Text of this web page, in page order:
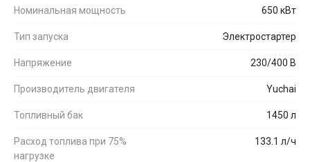
Номинальная мощность 650 кВт
Тип запуска Электростартер
Напряжение 230/400 В
Производитель двигателя Yuchai
Топливный бак 1450 л
Расход топлива при 75%
нагрузке
133.1 л/ч